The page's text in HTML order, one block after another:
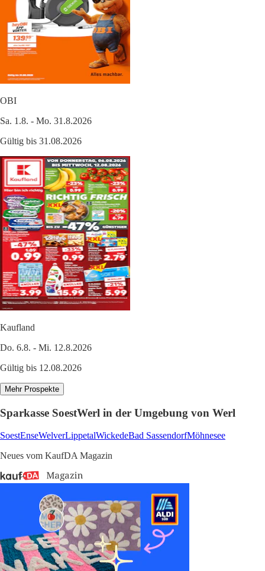
OBI
Sa. 1.8. - Mo. 31.8.2026
Gültig bis 31.08.2026
Kaufland
Do. 6.8. - Mi. 12.8.2026
Gültig bis 12.08.2026
Mehr Prospekte
Sparkasse SoestWerl in der Umgebung von Werl
SoestEnseWelverLippetalWickedeBad SassendorfMöhnesee
Neues vom KaufDA Magazin